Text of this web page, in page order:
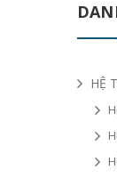
HỆ